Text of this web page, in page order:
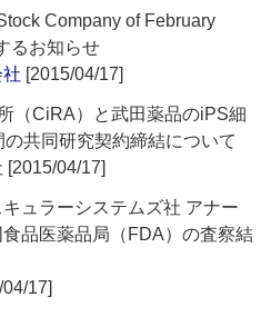
Company of February
るお知らせ
[2015/04/17]
（CiRA）と武田薬品のiPS細
共同研究契約締結について
[2015/04/17]
ュラーシステムズ社 アナー
品医薬品局（FDA）の査察結
17]